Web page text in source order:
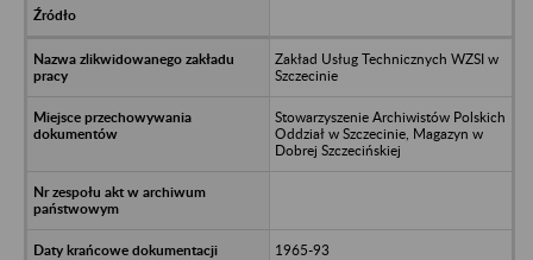
Zakład Usług Technicznych WZSI w
Szczecinie
Stowarzyszenie Archiwistów Polskich
Oddział w Szczecinie, Magazyn w
Dobrej Szczecińskiej
1965-93